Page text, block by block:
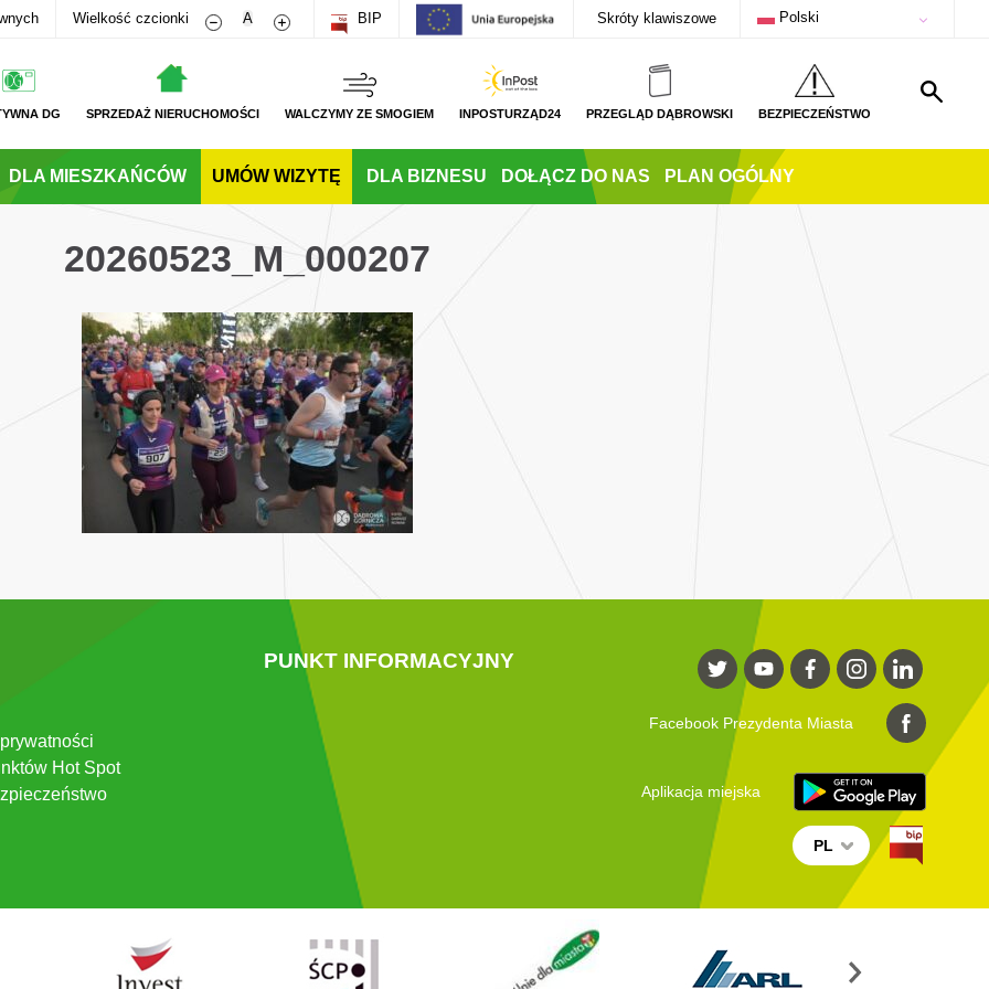
Wielkość czcionki Zmniejsz rozmiar czcionki
A Zwiększ rozmiar czcionki
BIP Skróty klawiszowe Polski
DG SPRZEDAŻ NIERUCHOMOŚCI WALCZYMY ZE SMOGIEM INPOSTURZĄD24 PRZEGLĄD DĄBROWSKI BEZPIECZEŃSTWO
DLA MIESZKAŃCÓW UMÓW WIZYTĘ DLA BIZNESU DOŁĄCZ DO NAS PLAN OGÓLNY
20260523_M_000207
Hot Spot
PUNKT INFORMACYJNY
Facebook Prezydenta Miasta
Aplikacja miejska
PL